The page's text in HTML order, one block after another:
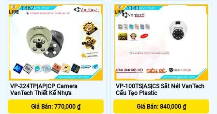
VP-224TP|AP|CP Camera
VanTech Thiết Kế Nhựa
Giá Bán: 770,000 ₫
1462
VP-100TS|AS|CS Sắt Nét VanTech
Cấu Tạo Plastic
Giá Bán: 840,000 ₫
1141